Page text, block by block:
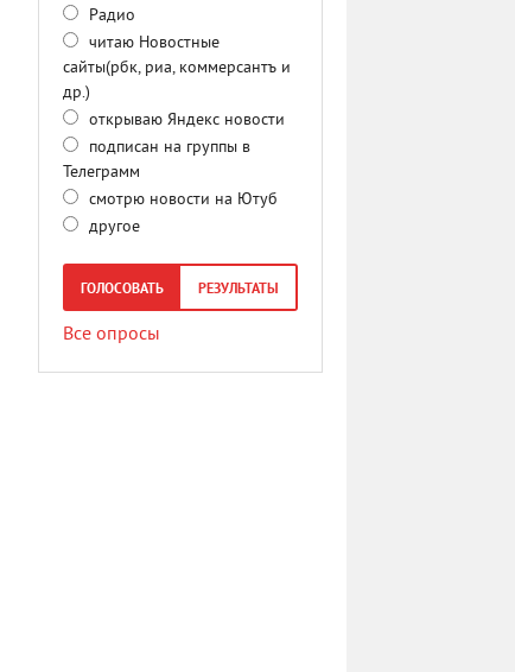
Радио
читаю Новостные
сайты(рбк, риа, коммерсантъ и
др.)
открываю Яндекс новости
подписан на группы в
Телеграмм
смотрю новости на Ютуб
другое
ГОЛОСОВАТЬ РЕЗУЛЬТАТЫ
Все опросы